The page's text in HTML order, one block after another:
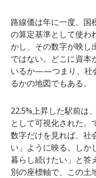
路線価は年に一度、国
の算定基準として使わ
かし、その数字が映し
ではない。どこに資本
いるか——つまり、社
るかの地図でもある。
22.5%上昇した駅前は
として可視化された。
数字だけを見れば、社
い」ように映る。しか
暮らし続けたい」と答
別の座標軸で、この土